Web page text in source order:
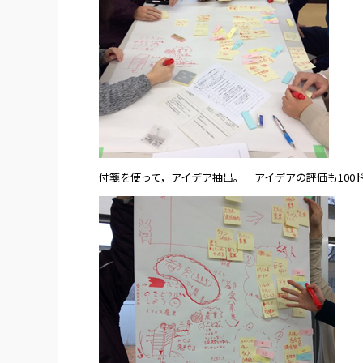
付箋を使って，アイデア抽出。 アイデアの評価も100